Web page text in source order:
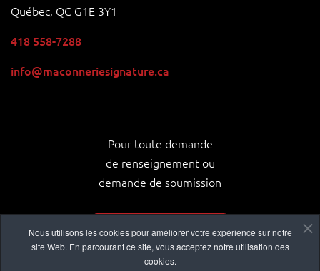
Québec, QC G1E 3Y1
418 558-7288
info@maconneriesignature.ca
Pour toute demande
de renseignement ou
demande de soumission
NOUS CONTACTER
Nous utilisons les cookies pour améliorer votre expérience sur notre
site Web. En parcourant ce site, vous acceptez notre utilisation des
cookies.